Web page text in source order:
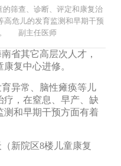
筛查、诊断、评定和康复治
高危儿的发育监测和早期干预
副主任医师
省其它高层次人才，
复中心进修。
异常、脑性瘫痪等儿
疗，在窒息、早产、缺
测和早期干预方面有着
新院区8楼儿童康复